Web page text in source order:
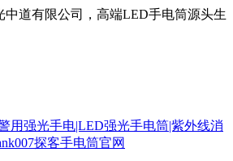
中道有限公司，高端LED手电筒源头生